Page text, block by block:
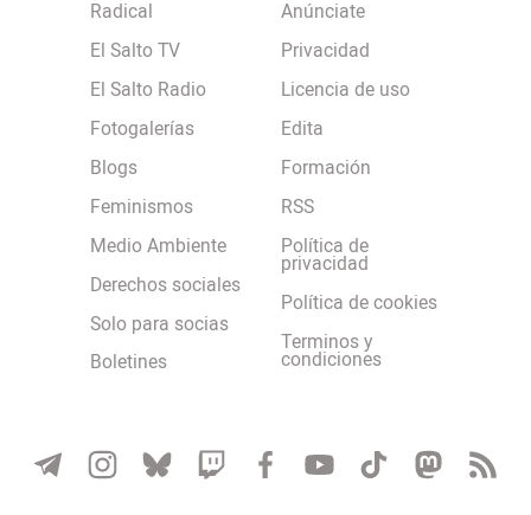
Radical
El Salto TV
El Salto Radio
Fotogalerías
Blogs
Feminismos
Medio Ambiente
Derechos sociales
Solo para socias
Boletines
Anúnciate
Privacidad
Licencia de uso
Edita
Formación
RSS
Política de
privacidad
Política de cookies
Terminos y
condiciones